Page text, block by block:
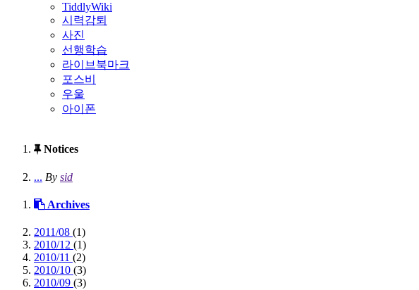
TiddlyWiki
시력감퇴
사진
선행학습
라이브북마크
포스비
우울
아이폰
Notices
... By sid
Archives
2011/08 (1)
2010/12 (1)
2010/11 (2)
2010/10 (3)
2010/09 (3)